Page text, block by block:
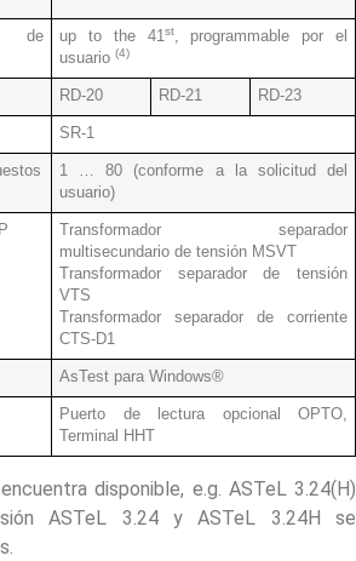
de
up to the 41st, programmable por el
usuario (4)
RD-20 RD-21 RD-23
SR-1
1 … 80 (conforme a la solicitud del
usuario)
Transformador separador
multisecundario de tensión MSVT
Transformador separador de tensión
VTS
Transformador separador de corriente
CTS-D1
AsTest para Windows®
Puerto de lectura opcional OPTO,
Terminal HHT
disponible, e.g. ASTeL 3.24(H)
ASTeL 3.24 y ASTeL 3.24H se